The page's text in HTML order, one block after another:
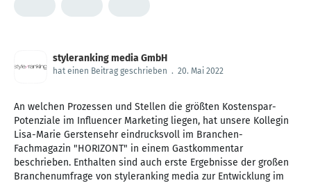
styleranking media GmbH
hat einen Beitrag geschrieben . 20. Mai 2022
An welchen Prozessen und Stellen die größten Kostenspar-
Potenziale im Influencer Marketing liegen, hat unsere Kollegin
Lisa-Marie Gerstensehr eindrucksvoll im Branchen-
Fachmagazin "HORIZONT" in einem Gastkommentar
beschrieben. Enthalten sind auch erste Ergebnisse der großen
Branchenumfrage von styleranking media zur Entwicklung im